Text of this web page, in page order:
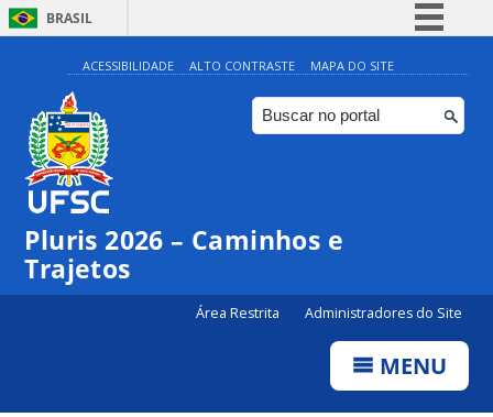
BRASIL
Simplifique!
Comunica BR
Participe
Canais
ACESSIBILIDADE ALTO CONTRASTE MAPA DO SITE
Pluris 2026 – Caminhos e
Trajetos
Área Restrita Administradores do Site
MENU